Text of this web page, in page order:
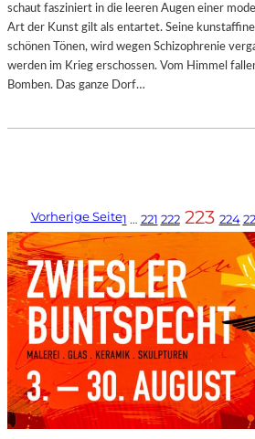
schaut fasziniert in die leeren Augen einer
Art der Kunst gilt als entartet. Seine
schönen Tönen, wird wegen Schizophrenie
werden im Krieg erschossen. Vom Himmel
Bomben. Das ganze Dorf…
Vorherige Seite1 … 221 222 223 224